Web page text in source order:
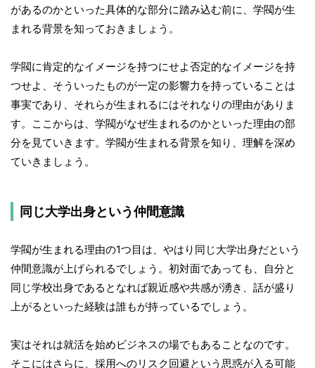
があるのかといった具体的な部分に踏み込む前に、学閥が生
まれる背景を知っておきましょう。
学閥に肯定的なイメージを持つにせよ否定的なイメージを持
つせよ、そういったものが一定の影響力を持っていることは
事実であり、それらが生まれるにはそれなりの理由がありま
す。ここからは、学閥がなぜ生まれるのかといった理由の部
分を見ていきます。学閥が生まれる背景を知り、理解を深め
ていきましょう。
同じ大学出身という仲間意識
学閥が生まれる理由の1つ目は、やはり同じ大学出身だという
仲間意識が上げられるでしょう。初対面であっても、自分と
同じ学校出身であるとなれば親近感や共感が湧き、話が盛り
上がるといった経験は誰もが持っているでしょう。
実はそれは就活を始めビジネスの場でもあることなのです。
そこにはさらに、採用へのリスク回避という思惑が入る可能